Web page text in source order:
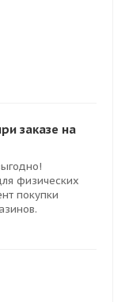
заказе на
физических
покупки